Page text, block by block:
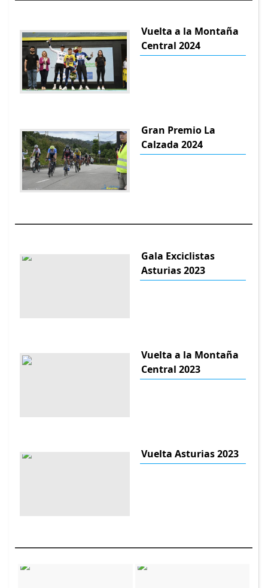
Vuelta a la Montaña
Central 2024
Gran Premio La
Calzada 2024
Gala Exciclistas
Asturias 2023
Vuelta a la Montaña
Central 2023
Vuelta Asturias 2023